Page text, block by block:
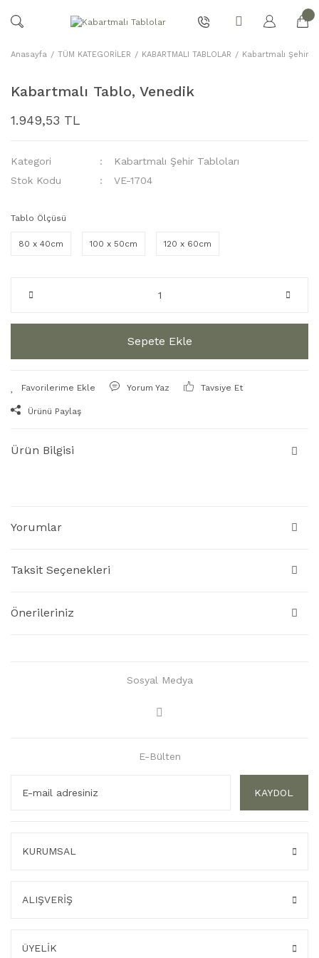
Anasayfa TÜM KATEGORİLER KABARTMALI TABLOLAR Kabartmalı Şehir
Kabartmalı Tablo, Venedik
1.949,53 TL
Kategori
Kabartmalı Şehir Tabloları
Stok Kodu
VE-1704
Tablo Ölçüsü
80 x 40cm 100 x 50cm 120 x 60cm
Sepete Ekle
Yorum Yaz Tavsiye Et
Ürünü Paylaş
Ürün Bilgisi
Yorumlar
Taksit Seçenekleri
Önerileriniz
Sosyal Medya
E-Bülten
KAYDOL
KURUMSAL
ALIŞVERİŞ
ÜYELİK